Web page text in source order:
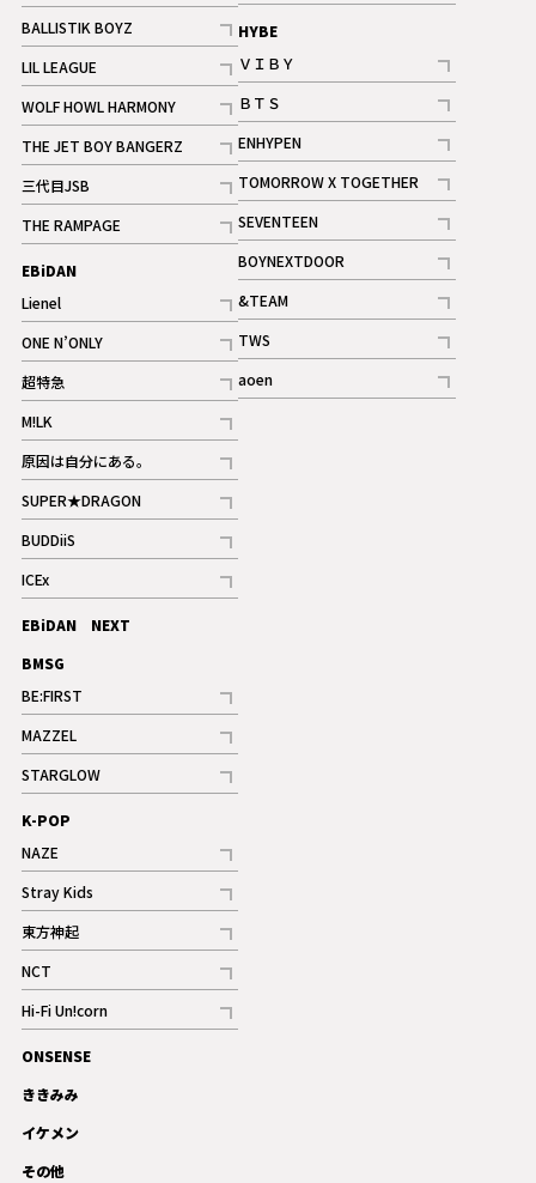
記事
BALLISTIK BOYZ
記事
LIL LEAGUE
記事
WOLF HOWL HARMONY
記事
THE JET BOY BANGERZ
記事
三代目JSB
記事
THE RAMPAGE
記事
ギャラリー
EBiDAN
Lienel
記事
ONE N’ONLY
記事
超特急
記事
M!LK
記事
原因は自分にある。
記事
SUPER★DRAGON
記事
BUDDiiS
記事
ICEx
記事
EBiDAN NEXT
BMSG
BE:FIRST
記事
ギャラリー
MAZZEL
記事
ギャラリー
STARGLOW
記事
記事
HYBE
ＶＩＢＹ
記事
ＢＴＳ
記事
ENHYPEN
記事
TOMORROW X TOGETHER
記事
ギャラリー
SEVENTEEN
記事
BOYNEXTDOOR
記事
&TEAM
記事
TWS
記事
aoen
記事
K-POP
NAZE
記事
Stray Kids
記事
東方神起
記事
NCT
記事
Hi-Fi Un!corn
記事
ギャラリー
ONSENSE
ききみみ
イケメン
その他